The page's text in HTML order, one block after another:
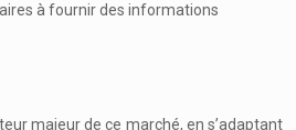
à fournir des informations
majeur de ce marché, en s’adaptant